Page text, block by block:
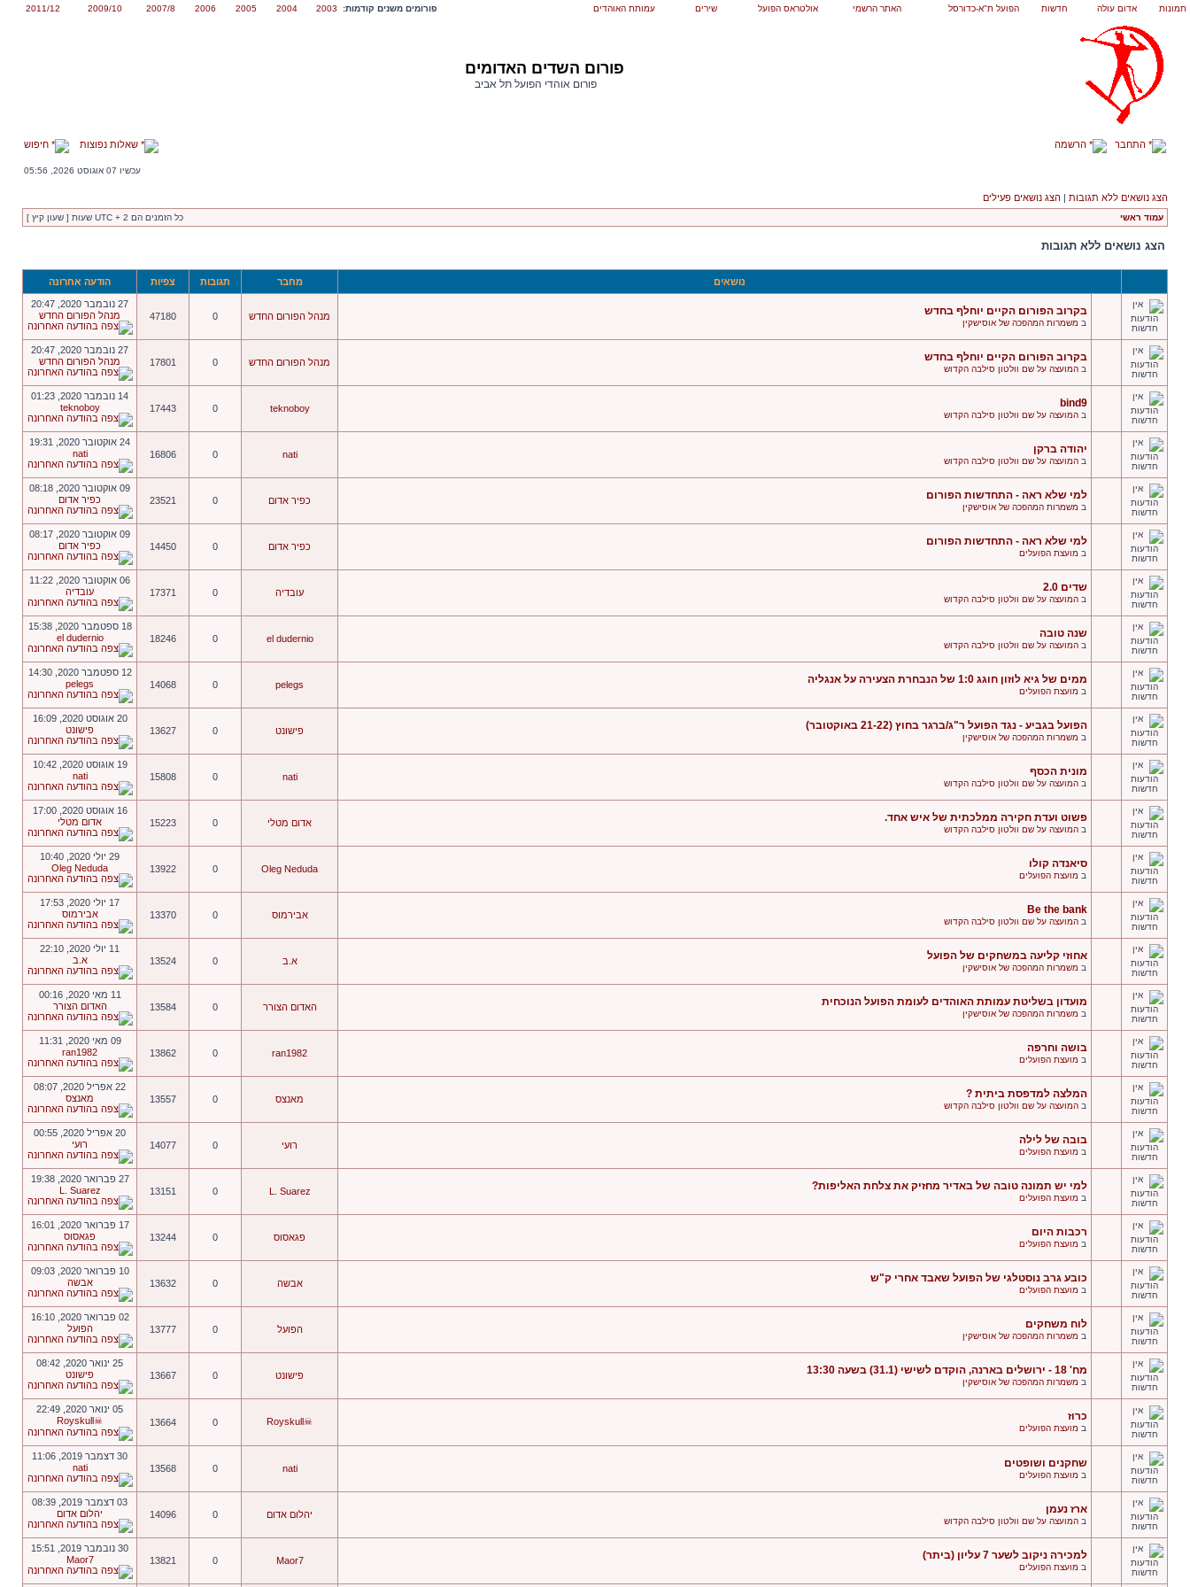
תמונות אדום עולה חדשות הפועל ת"א-כדורסל האתר הרשמי אולטראס הפועל שירים עמותת האוהדים פורומים משנים קודמות: 2003
2004
2005
2006
2007/8
2009/10
2011/12
פורום השדים האדומים
פורום אוהדי הפועל תל אביב
התחבר הרשמה שאלות נפוצות חיפוש
עכשיו 07 אוגוסט 2026, 05:56
הצג נושאים ללא תגובות | הצג נושאים פעילים
עמוד ראשי כל הזמנים הם UTC + 2 שעות [ שעון קיץ ]
הצג נושאים ללא תגובות
נושאים מחבר תגובות צפיות הודעה אחרונה
בקרוב הפורום הקיים יוחלף בחדש
ב משמרות המהפכה של אוסישקין
מנהל הפורום החדש 0
47180
27 נובמבר 2020, 20:47
מנהל הפורום החדש
בקרוב הפורום הקיים יוחלף בחדש
ב המועצה על שם וולטון סילבה הקדוש
מנהל הפורום החדש 0
17801
27 נובמבר 2020, 20:47
מנהל הפורום החדש
bind9
ב המועצה על שם וולטון סילבה הקדוש
teknoboy
0
17443
14 נובמבר 2020, 01:23
teknoboy
יהודה ברקן
ב המועצה על שם וולטון סילבה הקדוש
nati
0
16806
24 אוקטובר 2020, 19:31
nati
למי שלא ראה - התחדשות הפורום
ב משמרות המהפכה של אוסישקין
כפיר אדום 0
23521
09 אוקטובר 2020, 08:18
כפיר אדום
למי שלא ראה - התחדשות הפורום
ב מועצת הפועלים
כפיר אדום 0
14450
09 אוקטובר 2020, 08:17
כפיר אדום
שדים 2.0
ב המועצה על שם וולטון סילבה הקדוש
עובדיה 0
17371
06 אוקטובר 2020, 11:22
עובדיה
שנה טובה
ב המועצה על שם וולטון סילבה הקדוש
el dudernio
0
18246
18 ספטמבר 2020, 15:38
el dudernio
ממים של גיא לוזון חוגג 1:0 של הנבחרת הצעירה על אנגליה
ב מועצת הפועלים
pelegs
0
14068
12 ספטמבר 2020, 14:30
pelegs
הפועל בגביע - נגד הפועל ר"ג/ברגר בחוץ (21-22 באוקטובר)
ב משמרות המהפכה של אוסישקין
פישונט 0
13627
20 אוגוסט 2020, 16:09
פישונט
מונית הכסף
ב המועצה על שם וולטון סילבה הקדוש
nati
0
15808
19 אוגוסט 2020, 10:42
nati
פשוט ועדת חקירה ממלכתית של איש אחד.
ב המועצה על שם וולטון סילבה הקדוש
אדום מטלי 0
15223
16 אוגוסט 2020, 17:00
אדום מטלי
סיאנדה קולו
ב מועצת הפועלים
Oleg Neduda
0
13922
29 יולי 2020, 10:40
Oleg Neduda
Be the bank
ב המועצה על שם וולטון סילבה הקדוש
אבירמוס 0
13370
17 יולי 2020, 17:53
אבירמוס
אחוזי קליעה במשחקים של הפועל
ב משמרות המהפכה של אוסישקין
א.ב 0
13524
11 יולי 2020, 22:10
א.ב
מועדון בשליטת עמותת האוהדים לעומת הפועל הנוכחית
ב משמרות המהפכה של אוסישקין
האדום הצורר 0
13584
11 מאי 2020, 00:16
האדום הצורר
בושה וחרפה
ב מועצת הפועלים
ran1982
0
13862
09 מאי 2020, 11:31
ran1982
המלצה למדפסת ביתית ?
ב המועצה על שם וולטון סילבה הקדוש
מאנצס 0
13557
22 אפריל 2020, 08:07
מאנצס
בובה של לילה
ב מועצת הפועלים
רועי 0
14077
20 אפריל 2020, 00:55
רועי
למי יש תמונה טובה של באדיר מחזיק את צלחת האליפות?
ב מועצת הפועלים
L. Suarez
0
13151
27 פברואר 2020, 19:38
L. Suarez
רכבות היום
ב מועצת הפועלים
פגאסוס 0
13244
17 פברואר 2020, 16:01
פגאסוס
כובע גרב נוסטלגי של הפועל שאבד אחרי ק"ש
ב מועצת הפועלים
אבשה 0
13632
10 פברואר 2020, 09:03
אבשה
לוח משחקים
ב משמרות המהפכה של אוסישקין
הפועל 0
13777
02 פברואר 2020, 16:10
הפועל
מח' 18 - ירושלים בארנה, הוקדם לשישי (31.1) בשעה 13:30
ב משמרות המהפכה של אוסישקין
פישונט 0
13667
25 ינואר 2020, 08:42
פישונט
כרוז
ב מועצת הפועלים
☠Royskull
0
13664
05 ינואר 2020, 22:49
☠Royskull
שחקנים ושופטים
ב מועצת הפועלים
nati
0
13568
30 דצמבר 2019, 11:06
nati
ארז נעמן
ב המועצה על שם וולטון סילבה הקדוש
יהלום אדום 0
14096
03 דצמבר 2019, 08:39
יהלום אדום
למכירה ניקוב לשער 7 עליון (ביתר)
ב מועצת הפועלים
Maor7
0
13821
30 נובמבר 2019, 15:51
Maor7